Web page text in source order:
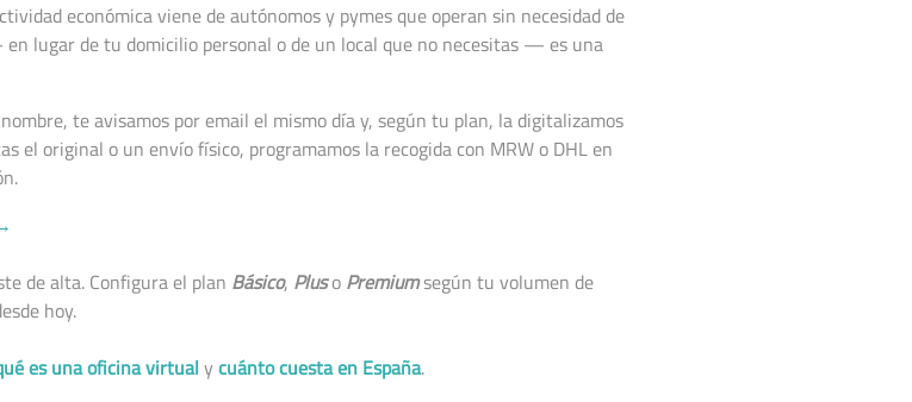
económica viene de autónomos y pymes que operan sin necesidad de
lugar de tu domicilio personal o de un local que no necesitas — es una
te avisamos por email el mismo día y, según tu plan, la digitalizamos
el original o un envío físico, programamos la recogida con MRW o DHL en
de alta. Configura el plan Básico, Pluso Premiumsegún tu volumen de
hoy.
es una oficina virtual ycuánto cuesta en España.